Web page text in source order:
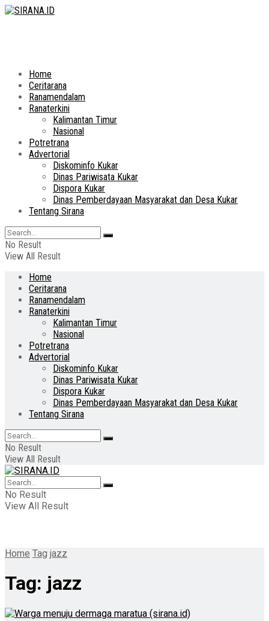
Home
Ceritarana
Ranamendalam
Ranaterkini
Kalimantan Timur
Nasional
Potretrana
Advertorial
Diskominfo Kukar
Dinas Pariwisata Kukar
Dispora Kukar
Dinas Pemberdayaan Masyarakat dan Desa Kukar
Tentang Sirana
No Result
View All Result
Home
Ceritarana
Ranamendalam
Ranaterkini
Kalimantan Timur
Nasional
Potretrana
Advertorial
Diskominfo Kukar
Dinas Pariwisata Kukar
Dispora Kukar
Dinas Pemberdayaan Masyarakat dan Desa Kukar
Tentang Sirana
No Result
View All Result
No Result
View All Result
Home Tag jazz
Tag: jazz